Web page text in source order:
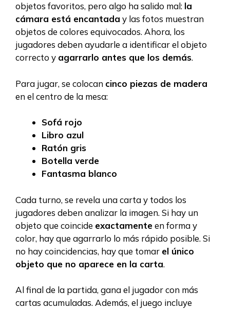
objetos favoritos, pero algo ha salido mal: la
cámara está encantada y las fotos muestran
objetos de colores equivocados. Ahora, los
jugadores deben ayudarle a identificar el objeto
correcto y agarrarlo antes que los demás.
Para jugar, se colocan cinco piezas de madera
en el centro de la mesa:
Sofá rojo
Libro azul
Ratón gris
Botella verde
Fantasma blanco
Cada turno, se revela una carta y todos los
jugadores deben analizar la imagen. Si hay un
objeto que coincide exactamenteen forma y
color, hay que agarrarlo lo más rápido posible. Si
no hay coincidencias, hay que tomar el único
objeto que no aparece en la carta.
Al final de la partida, gana el jugador con más
cartas acumuladas. Además, el juego incluye